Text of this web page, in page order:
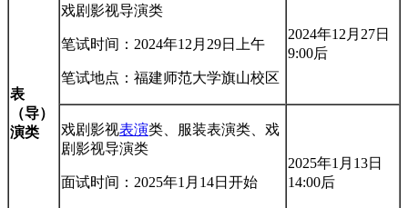
表
（导）
演类
戏剧影视导演类
笔试时间：2024年12月29日上午
笔试地点：福建师范大学旗山校区
2024年12月27日
9:00后
戏剧影视表演类、服装表演类、戏
剧影视导演类
面试时间：2025年1月14日开始
2025年1月13日
14:00后